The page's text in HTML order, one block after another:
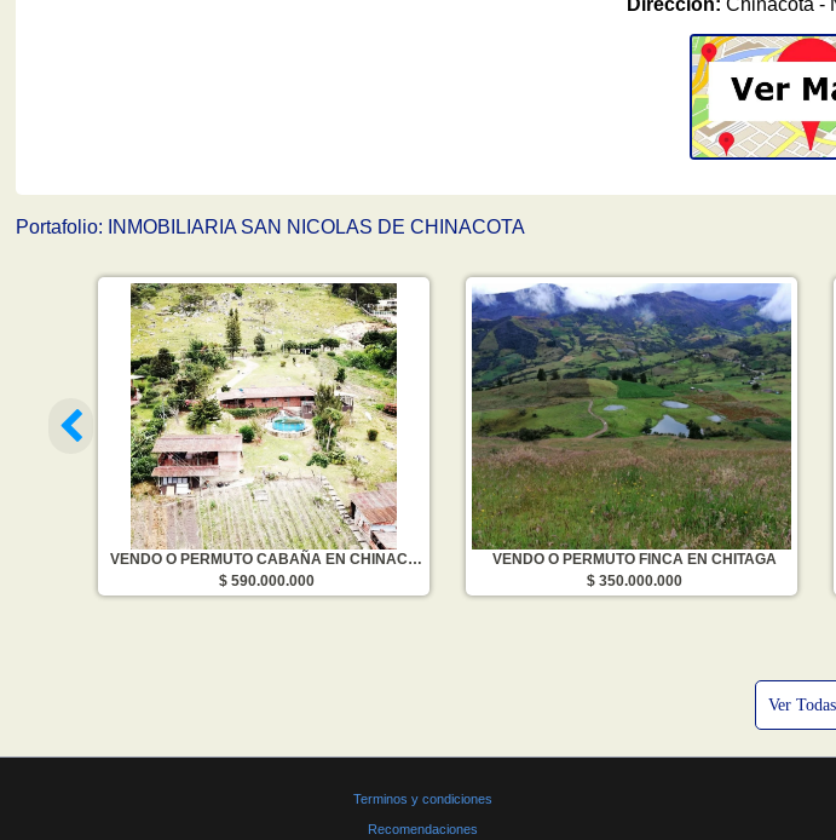
Direccion: Chinácota -
Portafolio: INMOBILIARIA SAN NICOLAS DE CHINACOTA
VENDO O PERMUTO CABAÑA EN CHINACOTA
$ 590.000.000
VENDO O PERMUTO FINCA EN CHITAGA
$ 350.000.000
Ver Todas
Terminos y condiciones
Recomendaciones